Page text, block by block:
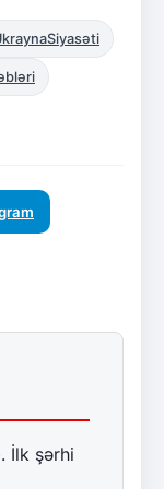
İlk şərhi